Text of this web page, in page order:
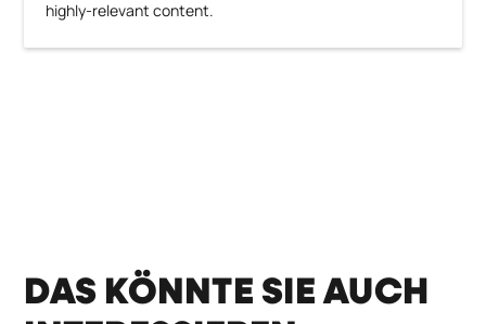
highly-relevant content.
DAS KÖNNTE SIE AUCH